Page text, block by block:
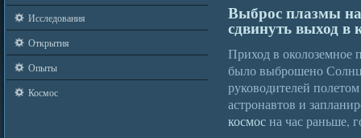
Исследования
Открытия
Опыты
Космос
Выброс плазмы на
сдвинуть выход в
Приход в околоземное
было выброшено
руководителей
астронавтов и
космосна час раньше,